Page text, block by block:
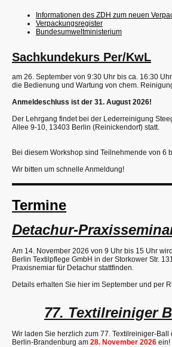
Informationen des ZDH zum neuen
Verpackungsregister
Bundesumweltministerium
Sachkundekurs Per/KwL
am 26. September von 9:30 Uhr bis ca. 16:30
die Bedienung und Wartung von chem.
Anmeldeschluss ist der 31. August 2026!
Der Lehrgang findet bei der Lederreinigung
Allee 9-10, 13403 Berlin (Reinickendorf) statt.
Bei diesem Workshop sind Teilnehmende von 6
Wir bitten um schnelle Anmeldung!
Termine
Detachur-
Am 14. November 2026 von 9 Uhr bis 15 Uhr
Berlin Textilpflege GmbH in der Storkower Str.
Praxisnemiar für Detachur stattfinden.
Details erhalten Sie hier im September und per
77. Textilreiniger
Wir laden Sie herzlich zum 77. Textilreiniger-Ball
Berlin-Brandenburg am 28. November 2026 ein!